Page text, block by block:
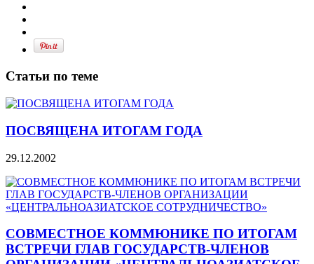
Статьи по теме
ПОСВЯЩЕНА ИТОГАМ ГОДА
29.12.2002
СОВМЕСТНОЕ КОММЮНИКЕ ПО ИТОГАМ
ВСТРЕЧИ ГЛАВ ГОСУДАРСТВ-ЧЛЕНОВ